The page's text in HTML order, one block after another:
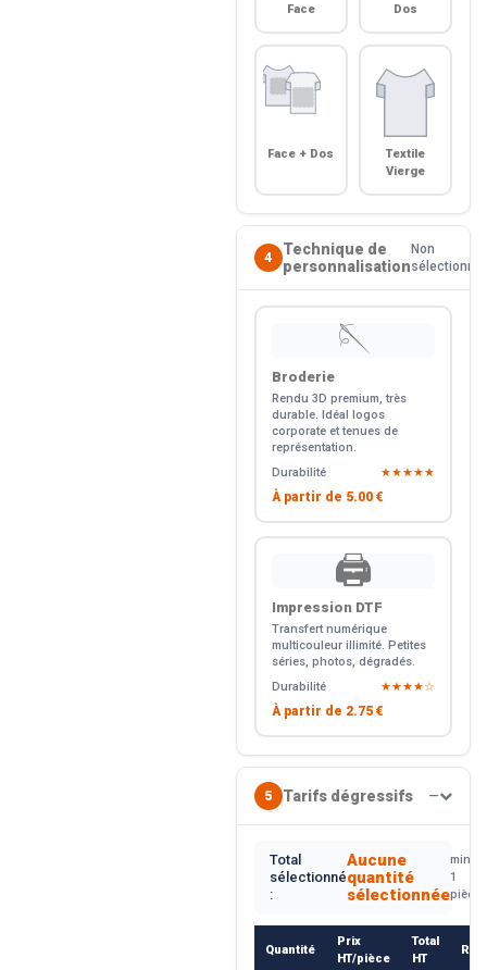
Face Dos
Face + Dos
Textile
Vierge
4
Technique de
personnalisation
Non
sélectionné
🪡
Broderie
Rendu 3D premium, très
durable. Idéal logos
corporate et tenues de
représentation.
Durabilité
★★★★★
À partir de 5.00 €
🖨️
Impression DTF
Transfert numérique
multicouleur illimité. Petites
séries, photos, dégradés.
Durabilité
★★★★☆
À partir de 2.75 €
5 Tarifs dégressifs —
Total
sélectionné
:
Aucune
quantité
sélectionnée
min.
1
pièce
Quantité
Prix
HT/pièce
Total
HT